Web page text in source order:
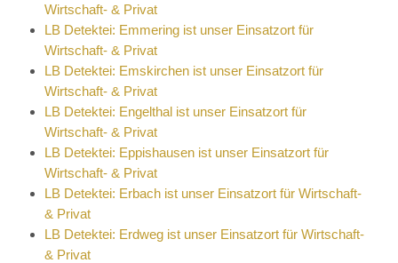
Wirtschaft- & Privat
LB Detektei: Emmering ist unser Einsatzort für
Wirtschaft- & Privat
LB Detektei: Emskirchen ist unser Einsatzort für
Wirtschaft- & Privat
LB Detektei: Engelthal ist unser Einsatzort für
Wirtschaft- & Privat
LB Detektei: Eppishausen ist unser Einsatzort für
Wirtschaft- & Privat
LB Detektei: Erbach ist unser Einsatzort für Wirtschaft-
& Privat
LB Detektei: Erdweg ist unser Einsatzort für Wirtschaft-
& Privat